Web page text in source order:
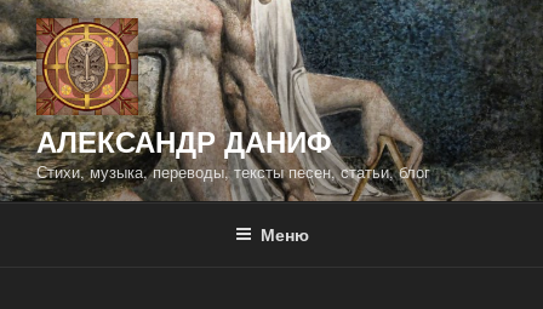
Перейти
к
содержимому
АЛЕКСАНДР ДАНИФ
Стихи, музыка, переводы, тексты песен, статьи, блог
Меню